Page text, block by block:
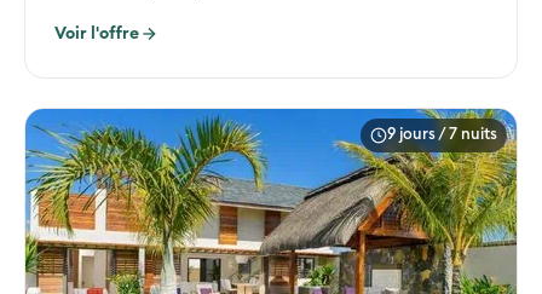
Voir l'offre
9 jours / 7 nuits